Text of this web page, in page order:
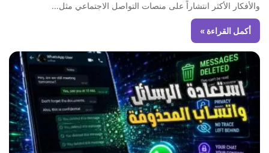
والأفكار الأكثر انتشاراً على منصات التواصل الاجتماعي مثل…
أكمل القراءة »